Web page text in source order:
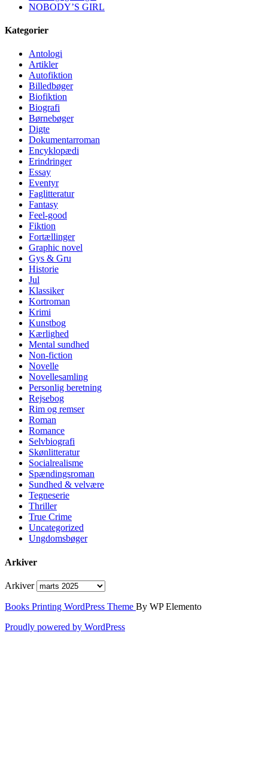
NOBODY’S GIRL
Kategorier
Antologi
Artikler
Autofiktion
Billedbøger
Biofiktion
Biografi
Børnebøger
Digte
Dokumentarroman
Encyklopædi
Erindringer
Essay
Eventyr
Faglitteratur
Fantasy
Feel-good
Fiktion
Fortællinger
Graphic novel
Gys & Gru
Historie
Jul
Klassiker
Kortroman
Krimi
Kunstbog
Kærlighed
Mental sundhed
Non-fiction
Novelle
Novellesamling
Personlig beretning
Rejsebog
Rim og remser
Roman
Romance
Selvbiografi
Skønlitteratur
Socialrealisme
Spændingsroman
Sundhed & velvære
Tegneserie
Thriller
True Crime
Uncategorized
Ungdomsbøger
Arkiver
Arkiver
Books Printing WordPress Theme By WP Elemento
Proudly powered by WordPress